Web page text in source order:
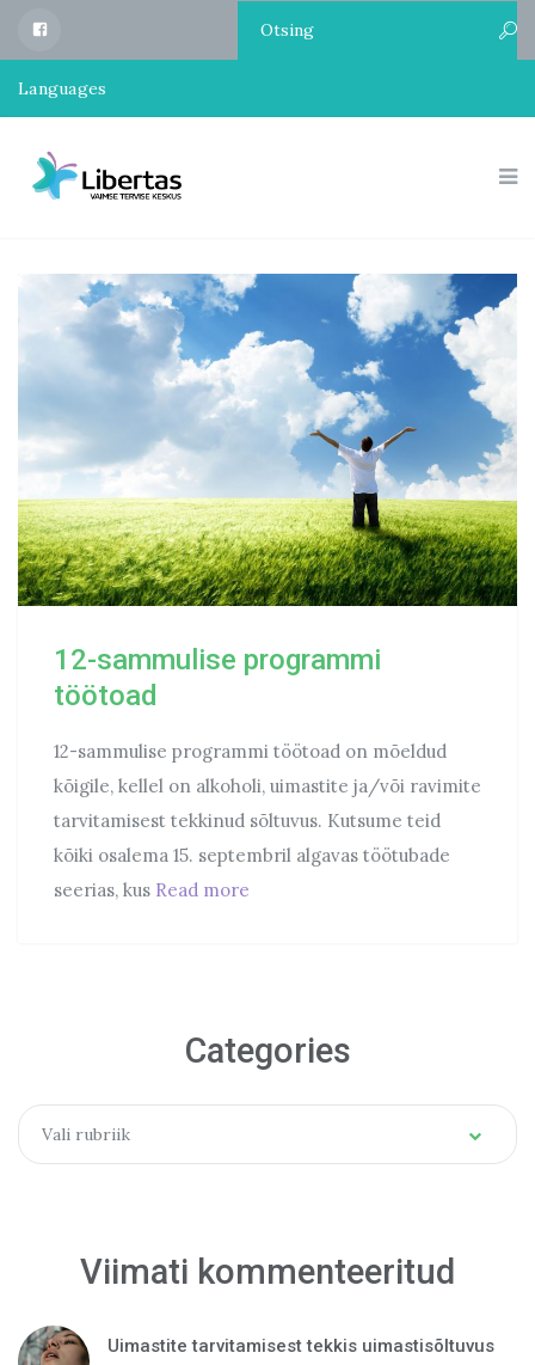
Libertas
Languages
12-sammulise programmi
töötoad
12-sammulise programmi töötoad on mõeldud
kõigile, kellel on alkoholi, uimastite ja/või ravimite
tarvitamisest tekkinud sõltuvus. Kutsume teid
kõiki osalema 15. septembril algavas töötubade
seerias, kus Read more
Categories
Categories
Vali rubriik
Viimati kommenteeritud
Uimastite tarvitamisest tekkis uimastisõltuvus